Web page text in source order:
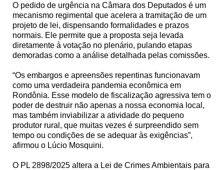
O pedido de urgência na Câmara dos Deputados é um
mecanismo regimental que acelera a tramitação de um
projeto de lei, dispensando formalidades e prazos
normais. Ele permite que a proposta seja levada
diretamente à votação no plenário, pulando etapas
demoradas como a análise detalhada pelas comissões.
“Os embargos e apreensões repentinas funcionavam
como uma verdadeira pandemia econômica em
Rondônia. Esse modelo de fiscalização agressiva tem o
poder de destruir não apenas a nossa economia local,
mas também inviabilizar a atividade do pequeno
produtor rural, que muitas vezes é surpreendido sem
tempo ou condições de se adequar às exigências”,
afirmou o Lúcio Mosquini.
O PL 2898/2025 altera a Lei de Crimes Ambientais para